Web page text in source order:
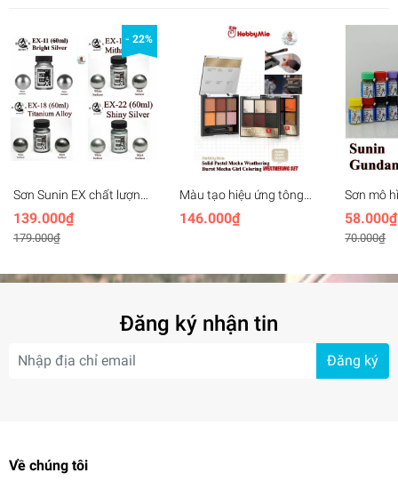
- 22%
Sơn Sunin EX chất lượng
cao màu bạc màu thép
Titanium Mithril Silver
Shiny
139.000₫
179.000₫
Màu tạo hiệu ứng tông
màu da, bụi, bong tróc
cháy Hobby Mio
146.000₫
Sơn mô
Gundam
58.000₫
70.000₫
Đăng ký nhận tin
Đăng ký
Về chúng tôi